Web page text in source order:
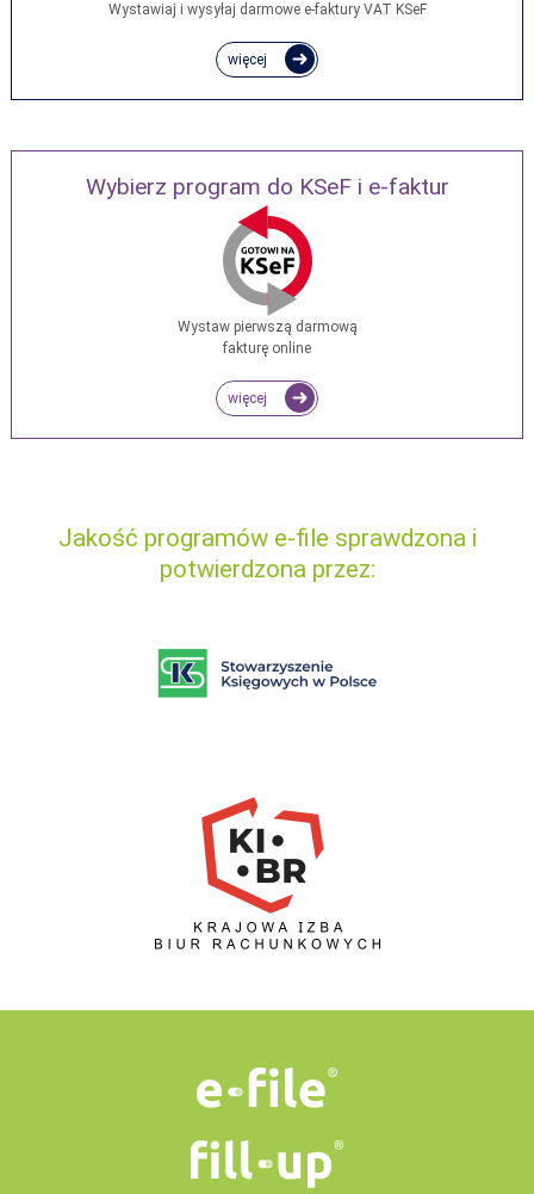
Wystawiaj i wysyłaj darmowe e‑faktury VAT KSeF
więcej
Wybierz program do KSeF i e-faktur
Wystaw pierwszą darmową
fakturę online
więcej
Jakość programów e-file sprawdzona i
potwierdzona przez: